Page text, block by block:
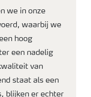
we in onze
waarbij we
hoog
een nadelig
van
staat als een
blijken er echter